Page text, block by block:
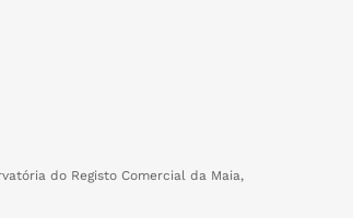
do Registo Comercial da Maia,